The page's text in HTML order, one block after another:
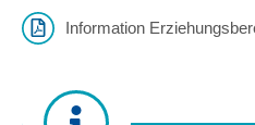
Information